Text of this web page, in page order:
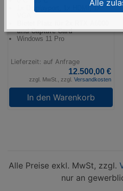
Alle
1x Displayport, 1x HDMI, 1x
und Capture Card
Windows 11 Pro
Lieferzeit: auf Anfrage
12.500,00 €
zzgl. MwSt., zzgl. Versandkosten
In den Warenkorb
Alle Preise exkl. MwSt, zzgl.
nur an